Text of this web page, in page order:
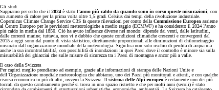
Gli studi
Sappiamo per certo che il 2024 è stato l’anno più caldo da quando sono in corso queste misurazioni , con
un aumento di calore per la prima volta oltre 1,5 gradi Celsius dai tempi della rivoluzione industriale.
Copernicus Climate Change Service C3S fa queste rilevazioni per conto della Commissione Europea assieme
al Centro Europeo per le previsioni meteorologiche a medio raggio (ECMWF) e ha considerato il 2024 l’anno
più caldo in media dal 1850. Ciò ha avuto influenze diverse nel mondo: dipende dai venti, dalle latitudini,
dalle correnti marine; tuttavia, non vi è dubbio che queste condizioni climatiche crescenti e convergenti dal
2015 a oggi sono dal punto di vista statistico, direttamente proporzionali alle diminuzioni di chilometraggio
misurato dall organizzazione mondiale della meteorologia. Significa non solo rischio di perdita di acqua ma
anche la sua incontrollabilità, con possibilità di inondazioni in quei Paesi dove il controllo è minore sia sulla
misurabilità dei ghiacciai che sulle misure di sicurezza tra i Paesi di montagna e ancor più a valle.
Il caso della Svizzera
Per capirci meglio prendiamo ad esempio, grazie alle informazioni di stampa delle Nazioni Unite e
dell’Organizzazione mondiale meteorologica che abbiamo, uno dei Paesi più monitorati e attenti, e con qualche
risorsa economica in più di altri, ovvero la Svizzera. Il sistema delle Alpi europeo è certamente uno dei più
toccati da questo cambiamento perché si trova in uno spazio ristretto e che per molti anni (secoli) è stato